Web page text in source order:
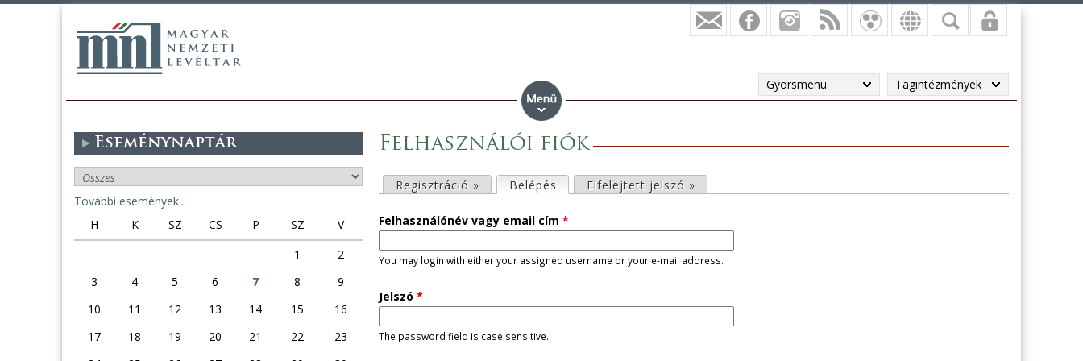
Gyorsmenü Tagintézmények
Felhasználói fiók
l
s
ő
d
Regisztráció » Belépés (aktív fül)Elfelejtett jelszó »
Felhasználónév vagy email cím *
You may login with either your assigned username or your e-mail address.
Jelszó *
The password field is case sensitive.
Eseménynaptár
További események..
H
K SZ CS P SZ
V
1
2
3
4 5 6 7 8
9
10
11 12 13 14 15
16
17
18 19 20 21 22
23